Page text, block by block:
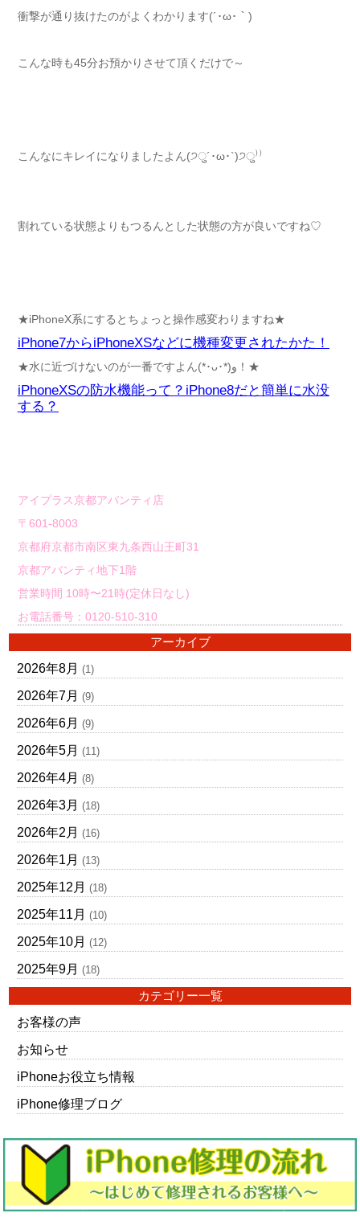
衝撃が通り抜けたのがよくわかります(´･ω･｀)
こんな時も45分お預かりさせて頂くだけで～
こんなにキレイになりましたよん(੭ु´･ω･`)੭ु⁾⁾
割れている状態よりもつるんとした状態の方が良いですね♡
★iPhoneX系にするとちょっと操作感変わりますね★
iPhone7からiPhoneXSなどに機種変更されたかた！
★水に近づけないのが一番ですよん(*･ᴗ･*)و！★
iPhoneXSの防水機能って？iPhone8だと簡単に水没
する？
アイプラス京都アバンティ店
〒601-8003
京都府京都市南区東九条西山王町31
京都アバンティ地下1階
営業時間 10時〜21時(定休日なし)
お電話番号：0120-510-310
アーカイブ
2026年8月 (1)
2026年7月 (9)
2026年6月 (9)
2026年5月 (11)
2026年4月 (8)
2026年3月 (18)
2026年2月 (16)
2026年1月 (13)
2025年12月 (18)
2025年11月 (10)
2025年10月 (12)
2025年9月 (18)
カテゴリー一覧
お客様の声
お知らせ
iPhoneお役立ち情報
iPhone修理ブログ